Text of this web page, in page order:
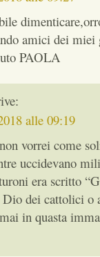
amici dei
PAOLA
alle 09:19
vorrei come
uccidevano
era scritto
dei cattolici o
in quasta